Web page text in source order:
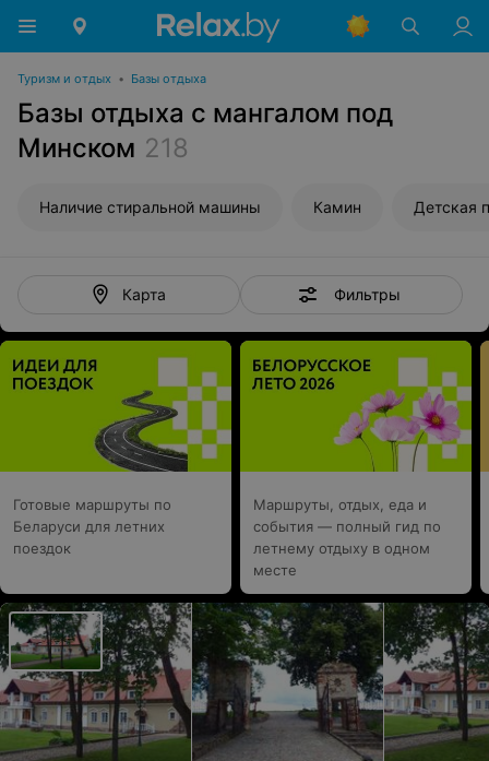
Туризм и отдых • Базы отдыха
Базы отдыха с мангалом под
Минском 218
Наличие стиральной машины Камин Детская
Карта Фильтры
Готовые маршруты по
Беларуси для летних
поездок
Маршруты, отдых, еда и
события — полный гид по
летнему отдыху в одном
месте